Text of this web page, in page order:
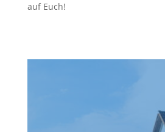
auf Euch!